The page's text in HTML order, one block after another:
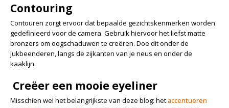
Contouring
Contouren zorgt ervoor dat bepaalde gezichtskenmerken worden
gedefinieerd voor de camera. Gebruik hiervoor het liefst matte
bronzers om oogschaduwen te creëren. Doe dit onder de
jukbeenderen, langs de zijkanten van je neus en onder de
kaaklijn.
Creëer een mooie eyeliner
Misschien wel het belangrijkste van deze blog: hetaccentueren